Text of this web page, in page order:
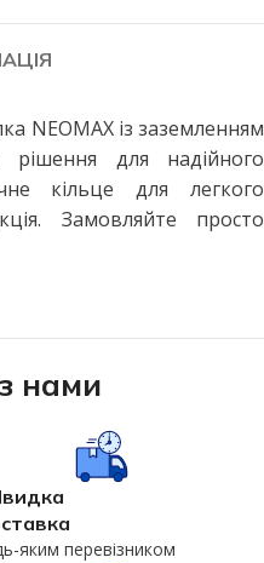
NEOMAX із заземленням
для надійного
кільце для легкого
Замовляйте просто
нами
яким перевізником